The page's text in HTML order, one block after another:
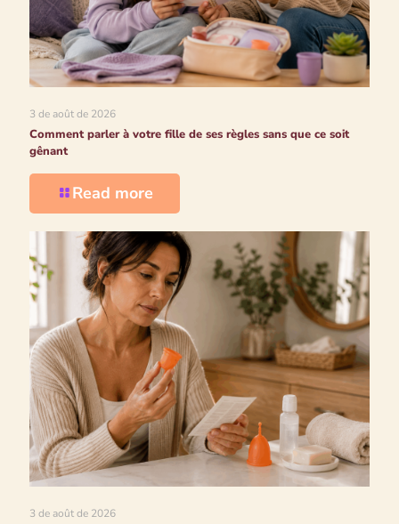
3 de août de 2026
Comment parler à votre fille de ses règles sans que ce soit
gênant
Read more
3 de août de 2026